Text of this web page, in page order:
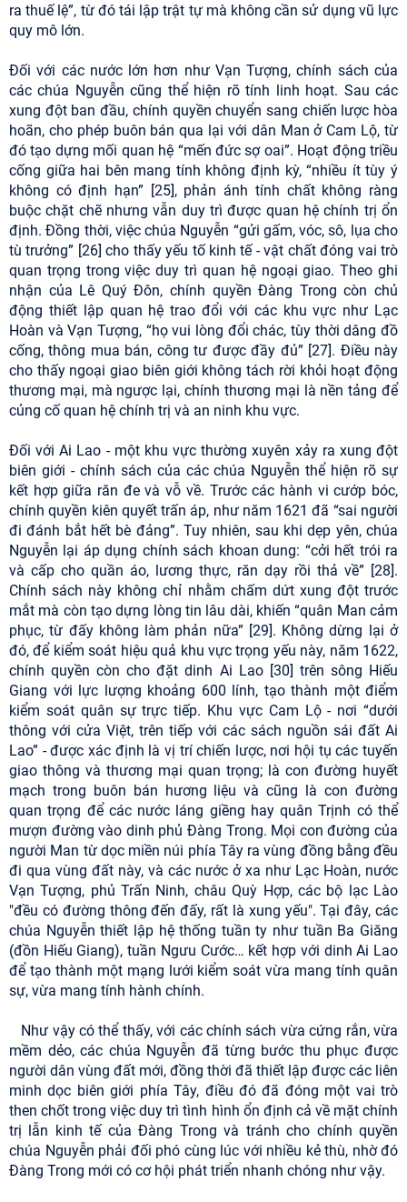
ra thuế lệ”, từ đó tái lập trật tự mà không cần sử dụng vũ lực
quy mô lớn.
Đối với các nước lớn hơn như Vạn Tượng, chính sách của
các chúa Nguyễn cũng thể hiện rõ tính linh hoạt. Sau các
xung đột ban đầu, chính quyền chuyển sang chiến lược hòa
hoãn, cho phép buôn bán qua lại với dân Man ở Cam Lộ, từ
đó tạo dựng mối quan hệ “mến đức sợ oai”. Hoạt động triều
cống giữa hai bên mang tính không định kỳ, “nhiều ít tùy ý
không có định hạn” [25], phản ánh tính chất không ràng
buộc chặt chẽ nhưng vẫn duy trì được quan hệ chính trị ổn
định. Đồng thời, việc chúa Nguyễn “gửi gấm, vóc, sô, lụa cho
tù trưởng” [26] cho thấy yếu tố kinh tế - vật chất đóng vai trò
quan trọng trong việc duy trì quan hệ ngoại giao. Theo ghi
nhận của Lê Quý Đôn, chính quyền Đàng Trong còn chủ
động thiết lập quan hệ trao đổi với các khu vực như Lạc
Hoàn và Vạn Tượng, “họ vui lòng đổi chác, tùy thời dâng đồ
cống, thông mua bán, công tư được đầy đủ” [27]. Điều này
cho thấy ngoại giao biên giới không tách rời khỏi hoạt động
thương mại, mà ngược lại, chính thương mại là nền tảng để
củng cố quan hệ chính trị và an ninh khu vực.
Đối với Ai Lao - một khu vực thường xuyên xảy ra xung đột
biên giới - chính sách của các chúa Nguyễn thể hiện rõ sự
kết hợp giữa răn đe và vỗ về. Trước các hành vi cướp bóc,
chính quyền kiên quyết trấn áp, như năm 1621 đã “sai người
đi đánh bắt hết bè đảng”. Tuy nhiên, sau khi dẹp yên, chúa
Nguyễn lại áp dụng chính sách khoan dung: “cởi hết trói ra
và cấp cho quần áo, lương thực, răn dạy rồi thả về” [28].
Chính sách này không chỉ nhằm chấm dứt xung đột trước
mắt mà còn tạo dựng lòng tin lâu dài, khiến “quân Man cảm
phục, từ đấy không làm phản nữa” [29]. Không dừng lại ở
đó, để kiểm soát hiệu quả khu vực trọng yếu này, năm 1622,
chính quyền còn cho đặt dinh Ai Lao [30] trên sông Hiếu
Giang với lực lượng khoảng 600 lính, tạo thành một điểm
kiểm soát quân sự trực tiếp. Khu vực Cam Lộ - nơi “dưới
thông với cửa Việt, trên tiếp với các sách nguồn sái đất Ai
Lao” - được xác định là vị trí chiến lược, nơi hội tụ các tuyến
giao thông và thương mại quan trọng; là con đường huyết
mạch trong buôn bán hương liệu và cũng là con đường
quan trọng để các nước láng giềng hay quân Trịnh có thể
mượn đường vào dinh phủ Đàng Trong. Mọi con đường của
người Man từ dọc miền núi phía Tây ra vùng đồng bằng đều
đi qua vùng đất này, và các nước ở xa như Lạc Hoàn, nước
Vạn Tượng, phủ Trấn Ninh, châu Quỳ Hợp, các bộ lạc Lào
"đều có đường thông đến đấy, rất là xung yếu". Tại đây, các
chúa Nguyễn thiết lập hệ thống tuần ty như tuần Ba Giăng
(đồn Hiếu Giang), tuần Ngưu Cước… kết hợp với dinh Ai Lao
để tạo thành một mạng lưới kiểm soát vừa mang tính quân
sự, vừa mang tính hành chính.
Như vậy có thể thấy, với các chính sách vừa cứng rắn, vừa
mềm dẻo, các chúa Nguyễn đã từng bước thu phục được
người dân vùng đất mới, đồng thời đã thiết lập được các liên
minh dọc biên giới phía Tây, điều đó đã đóng một vai trò
then chốt trong việc duy trì tình hình ổn định cả về mặt chính
trị lẫn kinh tế của Đàng Trong và tránh cho chính quyền
chúa Nguyễn phải đối phó cùng lúc với nhiều kẻ thù, nhờ đó
Đàng Trong mới có cơ hội phát triển nhanh chóng như vậy.